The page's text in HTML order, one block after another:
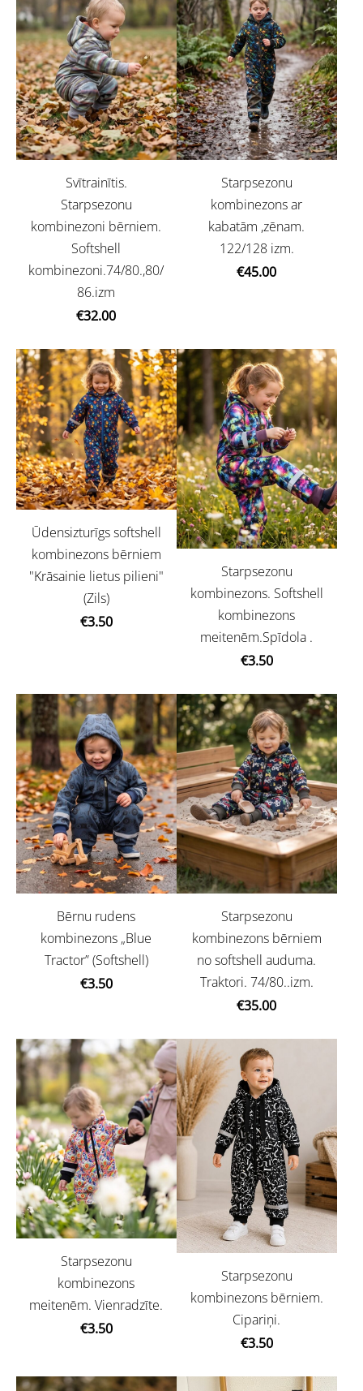
Svītrainītis.
Starpsezonu
kombinezoni bērniem.
Softshell
kombinezoni.74/80.,80/
86.izm
€32.00
Starpsezonu
kombinezons ar
kabatām ,zēnam.
122/128 izm.
€45.00
Ūdensizturīgs softshell
kombinezons bērniem
"Krāsainie lietus pilieni"
(Zils)
€3.50
Starpsezonu
kombinezons. Softshell
kombinezons
meitenēm.Spīdola .
€3.50
Bērnu rudens
kombinezons „Blue
Tractor” (Softshell)
€3.50
Starpsezonu
kombinezons bērniem
no softshell auduma.
Traktori. 74/80..izm.
€35.00
Starpsezonu
kombinezons
meitenēm. Vienradzīte.
€3.50
Starpsezonu
kombinezons bērniem.
Cipariņi.
€3.50